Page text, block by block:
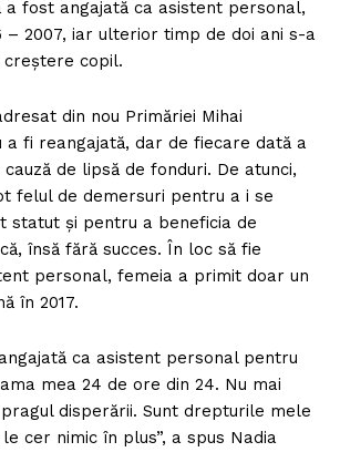
a fost angajată ca asistent personal,
– 2007, iar ulterior timp de doi ani s-a
creştere copil.
din nou Primăriei Mihai
a fi reangajată, dar de fiecare dată a
de lipsă de fonduri. De atunci,
felul de demersuri pentru a i se
statut și pentru a beneficia de
însă fără succes. În loc să fie
personal, femeia a primit doar un
în 2017.
ca asistent personal pentru
mea 24 de ore din 24. Nu mai
disperării. Sunt drepturile mele
cer nimic în plus”, a spus Nadia